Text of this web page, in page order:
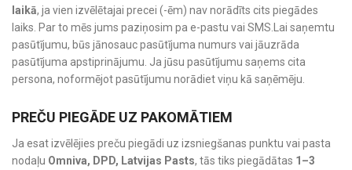
laikā, ja vien izvēlētajai precei (-ēm) nav norādīts cits piegādes
laiks. Par to mēs jums paziņosim pa e-pastu vai SMS.Lai saņemtu
pasūtījumu, būs jānosauc pasūtījuma numurs vai jāuzrāda
pasūtījuma apstiprinājumu. Ja jūsu pasūtījumu saņems cita
persona, noformējot pasūtījumu norādiet viņu kā saņēmēju.
PREČU PIEGĀDE UZ PAKOMĀTIEM
Ja esat izvēlējies preču piegādi uz izsniegšanas punktu vai pasta
nodaļu Omniva, DPD, Latvijas Pasts, tās tiks piegādātas 1–3